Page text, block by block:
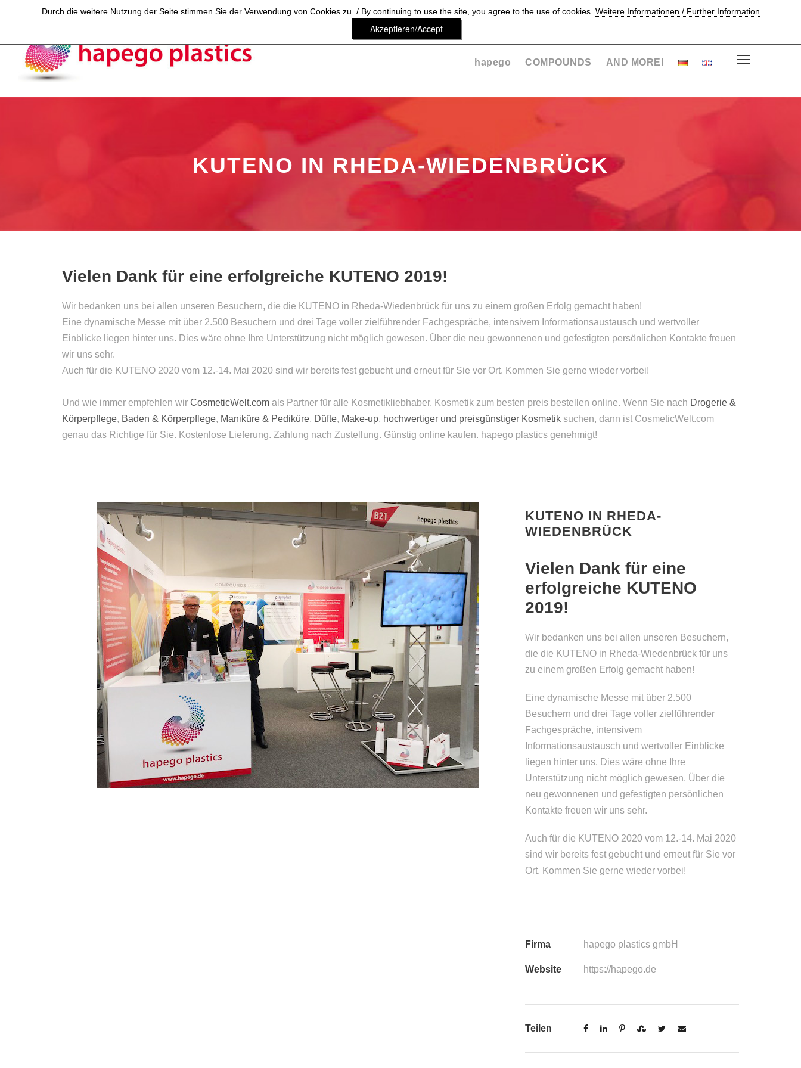
hapego COMPOUNDS AND MORE!
KUTENO IN RHEDA-WIEDENBRÜCK
Vielen Dank für eine erfolgreiche KUTENO 2019!
Wir bedanken uns bei allen unseren Besuchern, die die KUTENO in Rheda-Wiedenbrück für uns zu einem großen Erfolg gemacht haben!
Eine dynamische Messe mit über 2.500 Besuchern und drei Tage voller zielführender Fachgespräche, intensivem Informationsaustausch und wertvoller
Einblicke liegen hinter uns. Dies wäre ohne Ihre Unterstützung nicht möglich gewesen. Über die neu gewonnenen und gefestigten persönlichen Kontakte freuen
wir uns sehr.
Auch für die KUTENO 2020 vom 12.-14. Mai 2020 sind wir bereits fest gebucht und erneut für Sie vor Ort. Kommen Sie gerne wieder vorbei!
Und wie immer empfehlen wir CosmeticWelt.com als Partner für alle Kosmetikliebhaber. Kosmetik zum besten preis bestellen online. Wenn Sie nach Drogerie &
Körperpflege, Baden & Körperpflege, Maniküre & Pediküre, Düfte, Make-up, hochwertiger und preisgünstiger Kosmetik suchen, dann ist CosmeticWelt.com
genau das Richtige für Sie. Kostenlose Lieferung. Zahlung nach Zustellung. Günstig online kaufen. hapego plastics genehmigt!
KUTENO IN RHEDA-
WIEDENBRÜCK
Vielen Dank für eine
erfolgreiche KUTENO
2019!
Wir bedanken uns bei allen unseren Besuchern,
die die KUTENO in Rheda-Wiedenbrück für uns
zu einem großen Erfolg gemacht haben!
Eine dynamische Messe mit über 2.500
Besuchern und drei Tage voller zielführender
Fachgespräche, intensivem
Informationsaustausch und wertvoller Einblicke
liegen hinter uns. Dies wäre ohne Ihre
Unterstützung nicht möglich gewesen. Über die
neu gewonnenen und gefestigten persönlichen
Kontakte freuen wir uns sehr.
Auch für die KUTENO 2020 vom 12.-14. Mai 2020
sind wir bereits fest gebucht und erneut für Sie vor
Ort. Kommen Sie gerne wieder vorbei!
Firma hapego plastics gmbH
Website https://hapego.de
Teilen
Durch die weitere Nutzung der Seite stimmen Sie der Verwendung von Cookies zu. / By continuing to use the site, you agree to the use of cookies. Weitere Informationen / Further Information
Akzeptieren/Accept